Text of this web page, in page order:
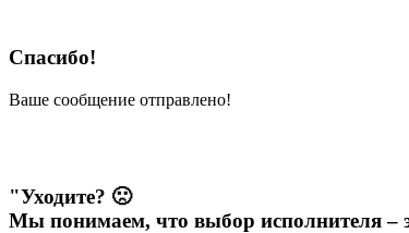
Спасибо!
Ваше сообщение отправлено!
"Уходите? 🙁
Мы понимаем, что выбор исполнителя –